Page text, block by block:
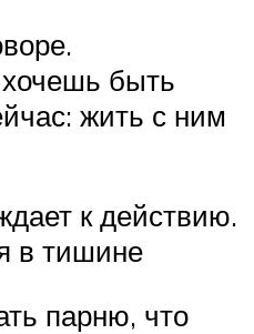
хочешь быть
жить с ним
к действию.
в тишине
парню, что